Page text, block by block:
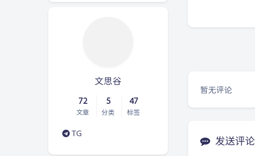
文思谷
72
文章
5
分类
47
标签
TG
暂无评论
发送评论